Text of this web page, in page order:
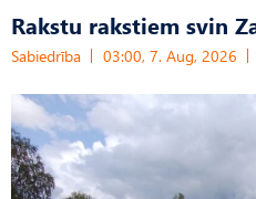
Rakstu rakstiem svin
Sabiedrība 03:00, 7. Aug, 2026